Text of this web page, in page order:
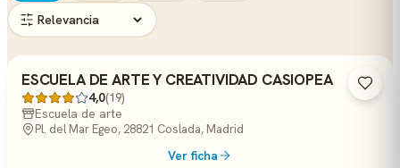
ESCUELA DE ARTE Y CREATIVIDAD CASIOPEA
4,0(19)
Escuela de arte
Pl. del Mar Egeo, 28821 Coslada, Madrid
Ver ficha